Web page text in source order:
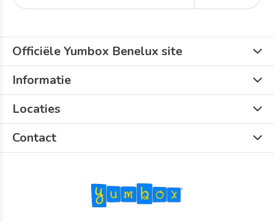
Officiële Yumbox Benelux site
Informatie
Locaties
Contact